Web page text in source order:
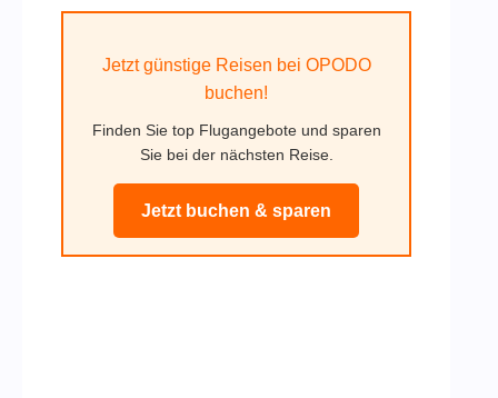
Jetzt günstige Reisen bei OPODO
buchen!
Finden Sie top Flugangebote und sparen
Sie bei der nächsten Reise.
Jetzt buchen & sparen